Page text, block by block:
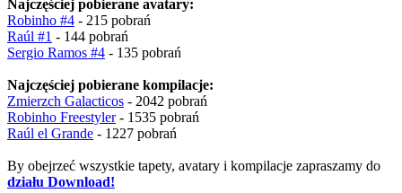
Najczęściej pobierane avatary:
Robinho #4 - 215 pobrań
Raúl #1 - 144 pobrań
Sergio Ramos #4 - 135 pobrań
Najczęściej pobierane kompilacje:
Zmierzch Galacticos - 2042 pobrań
Robinho Freestyler- 1535 pobrań
Raúl el Grande - 1227 pobrań
By obejrzeć wszystkie tapety, avatary i kompilacje zapraszamy do
działu Download!